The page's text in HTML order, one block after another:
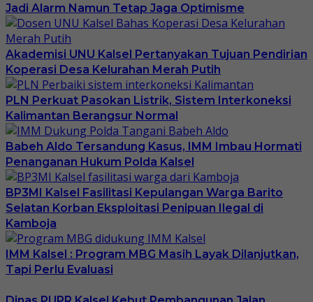
Jadi Alarm Namun Tetap Jaga Optimisme
Akademisi UNU Kalsel Pertanyakan Tujuan Pendirian
Koperasi Desa Kelurahan Merah Putih
PLN Perkuat Pasokan Listrik, Sistem Interkoneksi
Kalimantan Berangsur Normal
Babeh Aldo Tersandung Kasus, IMM Imbau Hormati
Penanganan Hukum Polda Kalsel
BP3MI Kalsel Fasilitasi Kepulangan Warga Barito
Selatan Korban Eksploitasi Penipuan Ilegal di
Kamboja
IMM Kalsel : Program MBG Masih Layak Dilanjutkan,
Tapi Perlu Evaluasi